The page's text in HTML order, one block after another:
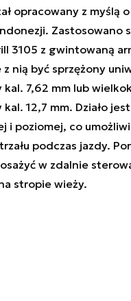
opracowany z myślą
Zastosowano
3105 z gwintowaną
z nią być sprzężony
kal. 7,62 mm lub
kal. 12,7 mm. Działo
i poziomej, co
podczas jazdy.
w zdalnie
stropie wieży.